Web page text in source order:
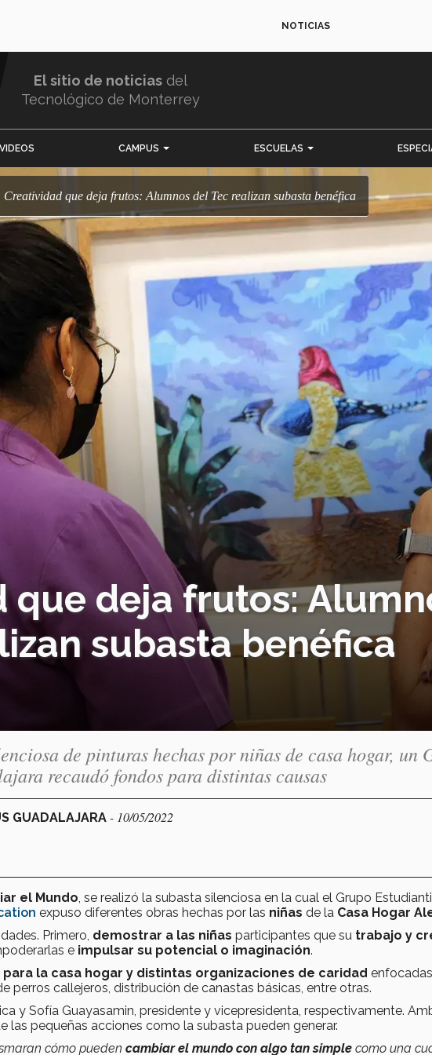
NOTICIAS
El sitio de noticias del
Tecnológico de Monterrey
VIDEOS CAMPUS ESCUELAS
Creatividad que deja frutos: Alumnos del Tec realizan subasta benéfica
que deja frutos:
subasta benéfica
de pinturas hechas por niñas de casa hogar, un
recaudó fondos para distintas causas
GUADALAJARA - 10/05/2022
el Mundo , se realizó la subasta silenciosa en la cual el Grupo
expuso diferentes obras hechas por las niñas de la Casa Hogar
Primero, demostrar a las niñas participantes que su trabajo y
e impulsar su potencial o imaginación.
la casa hogar y distintas organizaciones de caridad
perros callejeros, distribución de canastas básicas, entre otras.
y Sofía Guayasamin, presidente y vicepresidenta, respectivamente.
las pequeñas acciones como la subasta pueden generar.
cómo pueden cambiar el mundo con algo tan simple como una